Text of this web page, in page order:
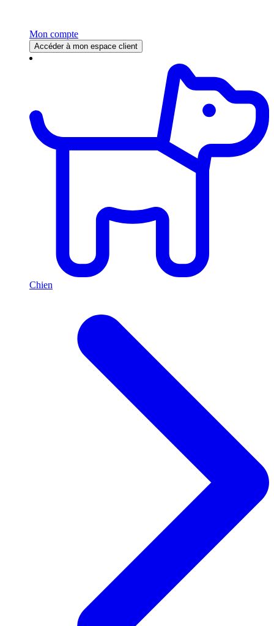
Mon compte
Accéder à mon espace client
Chien